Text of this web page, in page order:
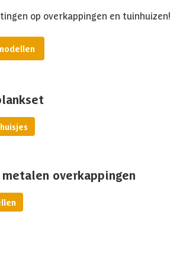
op overkappingen en tuinhuizen!
overkappingen